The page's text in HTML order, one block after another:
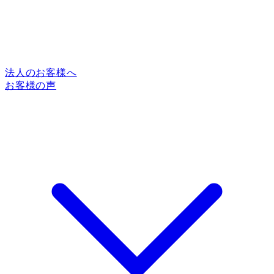
法人のお客様へ
お客様の声